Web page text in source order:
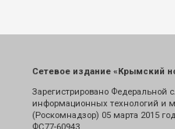
Сетевое издание «Крымский
Зарегистрировано Федеральной
информационных технологий и
(Роскомнадзор) 05 марта 2015